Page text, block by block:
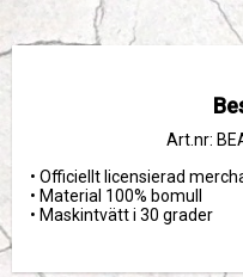
Art.nr:
• Officiellt licensierad
• Material 100% bomull
• Maskintvätt i 30 grader